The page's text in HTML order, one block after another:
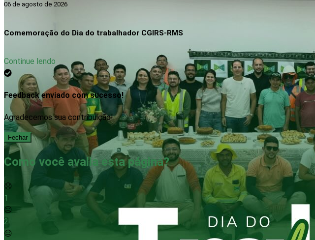
06 de agosto de 2026
Comemoração do Dia do trabalhador CGIRS-RMS
Continue lendo
Feedback enviado com sucesso!
Agradecemos sua contribuição!
Fechar
Como você avalia esta página?
😞
1
☹️
2
😐